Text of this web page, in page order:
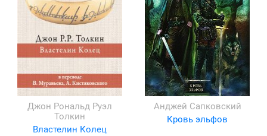
Джон Рональд Руэл
Толкин
Властелин Колец
Анджей Сапковский
Кровь эльфов